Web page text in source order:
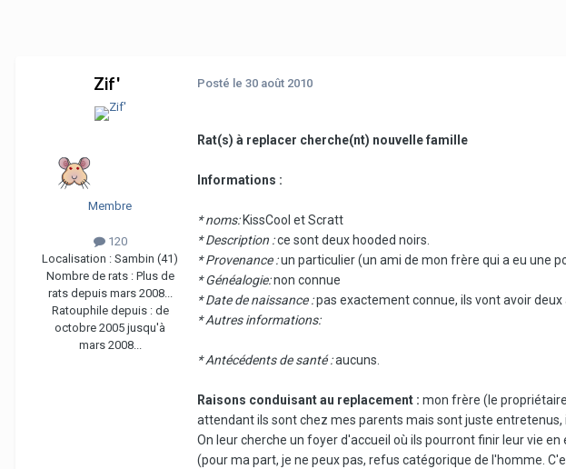
Zif'
Membre
120
Localisation : Sambin (41)
Nombre de rats : Plus de
rats depuis mars 2008...
Ratouphile depuis : de
octobre 2005 jusqu'à
mars 2008...
Posté le 30 août 2010
Rat(s) à replacer cherche(nt) nouvelle famille
Informations :
* noms:KissCool et Scratt
* Description :ce sont deux hooded noirs.
* Provenance :un particulier (un ami de mon frère qui a eu une
* Généalogie:non connue
* Date de naissance :pas exactement connue, ils vont avoir deux
* Autres informations:
* Antécédents de santé :aucuns.
Raisons conduisant au replacement : mon frère (le
attendant ils sont chez mes parents mais sont juste entretenus,
On leur cherche un foyer d'accueil où ils pourront finir leur vie en
(pour ma part, je ne peux pas, refus catégorique de l'homme.